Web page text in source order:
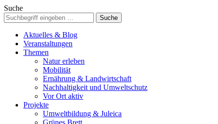
Suche
Aktuelles & Blog
Veranstaltungen
Themen
Natur erleben
Mobilität
Ernährung & Landwirtschaft
Nachhaltigkeit und Umweltschutz
Vor Ort aktiv
Projekte
Umweltbildung & Juleica
Grünes Brett